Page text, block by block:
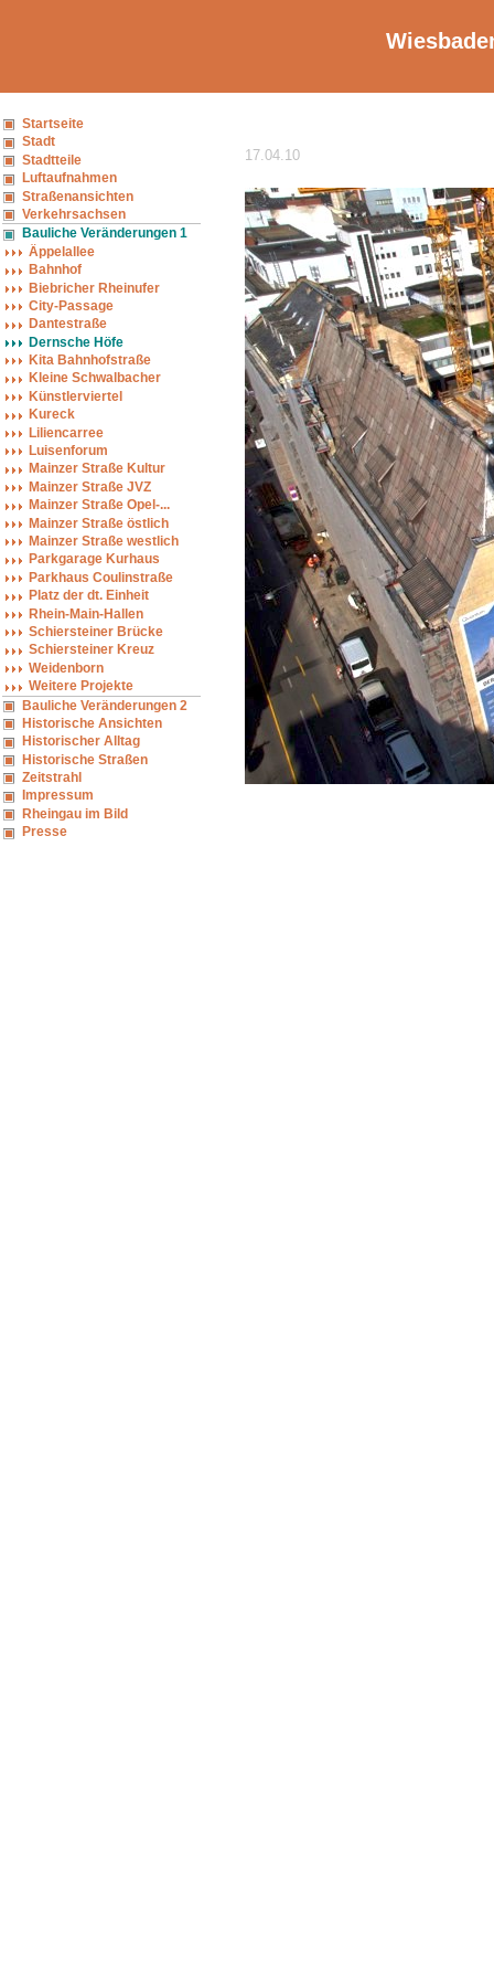
Startseite
Stadt
Stadtteile
Luftaufnahmen
Straßenansichten
Verkehrsachsen
Bauliche Veränderungen 1
Äppelallee
Bahnhof
Biebricher Rheinufer
City-Passage
Dantestraße
Dernsche Höfe
Kita Bahnhofstraße
Kleine Schwalbacher
Künstlerviertel
Kureck
Liliencarree
Luisenforum
Mainzer Straße Kultur
Mainzer Straße JVZ
Mainzer Straße Opel-...
Mainzer Straße östlich
Mainzer Straße westlich
Parkgarage Kurhaus
Parkhaus Coulinstraße
Platz der dt. Einheit
Rhein-Main-Hallen
Schiersteiner Brücke
Schiersteiner Kreuz
Weidenborn
Weitere Projekte
Bauliche Veränderungen 2
Historische Ansichten
Historischer Alltag
Historische Straßen
Zeitstrahl
Impressum
Rheingau im Bild
Presse
17.04.10